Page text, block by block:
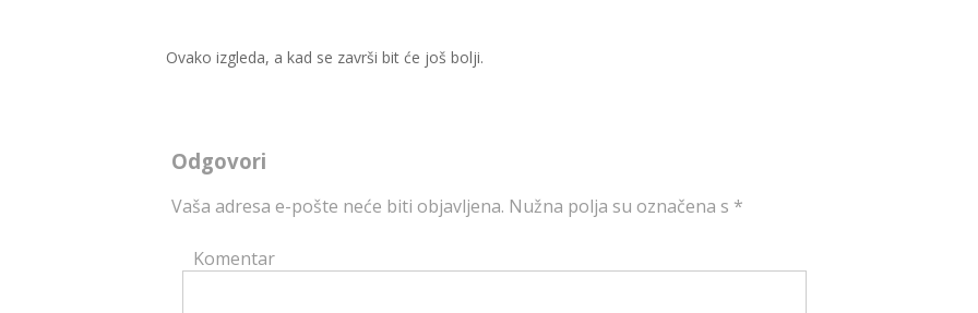
Ovako izgleda, a kad se završi bit će još bolji.
Odgovori
Vaša adresa e-pošte neće biti objavljena. Nužna polja su označena s *
Komentar